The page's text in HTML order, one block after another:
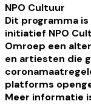
NPO Cultuur
Dit programma
initiatief NPO
Omroep een
en artiesten die
platforms
Meer informatie